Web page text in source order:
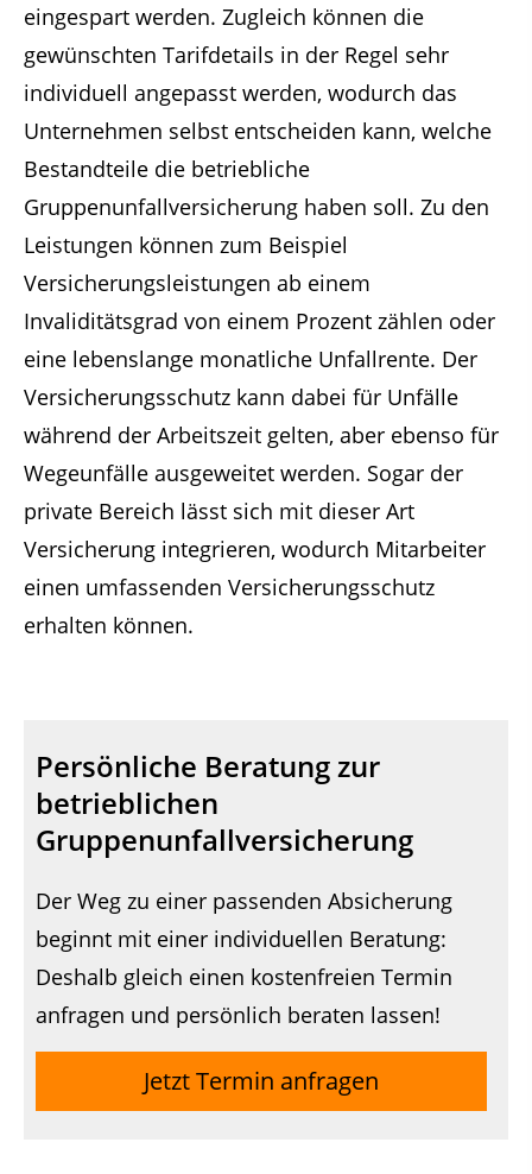
eingespart werden. Zugleich können die
gewünschten Tarifdetails in der Regel sehr
individuell angepasst werden, wodurch das
Unternehmen selbst entscheiden kann, welche
Bestandteile die betriebliche
Gruppenunfallversicherung haben soll. Zu den
Leistungen können zum Beispiel
Versicherungsleistungen ab einem
Invaliditätsgrad von einem Prozent zählen oder
eine lebenslange monatliche Unfallrente. Der
Versicherungsschutz kann dabei für Unfälle
während der Arbeitszeit gelten, aber ebenso für
Wegeunfälle ausgeweitet werden. Sogar der
private Bereich lässt sich mit dieser Art
Versicherung integrieren, wodurch Mitarbeiter
einen umfassenden Versicherungsschutz
erhalten können.
Persönliche Beratung zur
betrieblichen
Gruppenunfallversicherung
Der Weg zu einer passenden Absicherung
beginnt mit einer individuellen Beratung:
Deshalb gleich einen kostenfreien Termin
anfragen und persönlich beraten lassen!
Jetzt Termin anfragen